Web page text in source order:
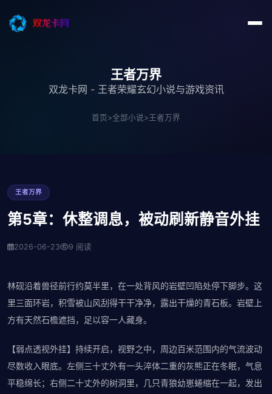
王者万界
双龙卡网 - 王者荣耀玄幻小说与游戏资讯
首页>全部小说>王者万界
王者万界
第5章：休整调息，被动刷新静音外挂
2026-06-23 9 阅读
林砚沿着兽径前行约莫半里，在一处背风的岩壁凹陷处停下脚步。这
里三面环岩，积雪被山风刮得干干净净，露出干燥的青石板。岩壁上
方有天然石檐遮挡，足以容一人藏身。
【弱点透视外挂】持续开启，视野之中，周边百米范围内的气流波动
尽数收入眼底。左侧三十丈外有一头淬体二重的灰熊正在冬眠，气息
平稳绵长；右侧二十丈外的树洞里，几只青狼幼崽蜷缩在一起，发出